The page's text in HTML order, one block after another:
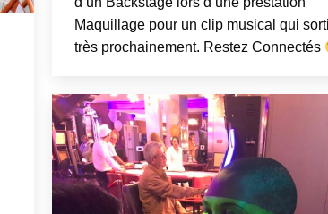
Maquillage pour un clip musical qui
très prochainement. Restez Connectés